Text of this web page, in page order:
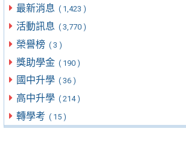
最新消息 ( 1,423 )
活動訊息 ( 3,770 )
榮譽榜 ( 3 )
獎助學金 ( 190 )
國中升學 ( 36 )
高中升學 ( 214 )
轉學考 ( 15 )